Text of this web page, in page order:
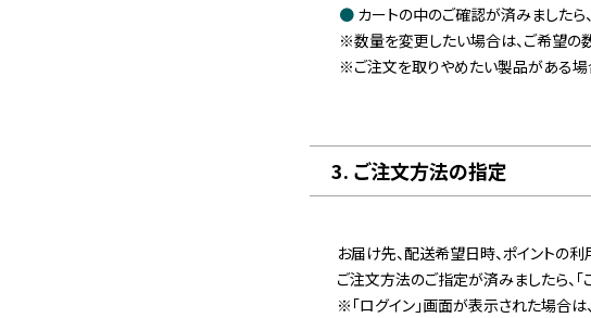
カートの中のご確認が済みましたら
※数量を変更したい場合は、ご希望の数
※ご注文を取りやめたい製品がある場
3. ご注文方法の指定
お届け先、配送希望日時、ポイントの
ご注文方法のご指定が済みましたら、
※「ログイン」画面が表示された場合は